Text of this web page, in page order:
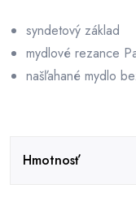
syndetový základ
mydlové rezance
našľahané mydlo
Hmotnosť